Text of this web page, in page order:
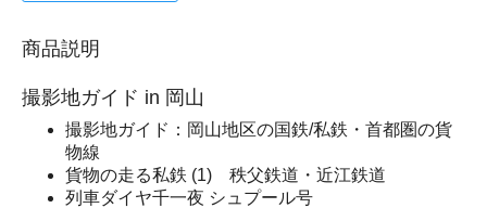
商品説明
撮影地ガイド in 岡山
撮影地ガイド：岡山地区の国鉄/私鉄・首都圏の貨
物線
貨物の走る私鉄 (1) 秩父鉄道・近江鉄道
列車ダイヤ千一夜 シュプール号